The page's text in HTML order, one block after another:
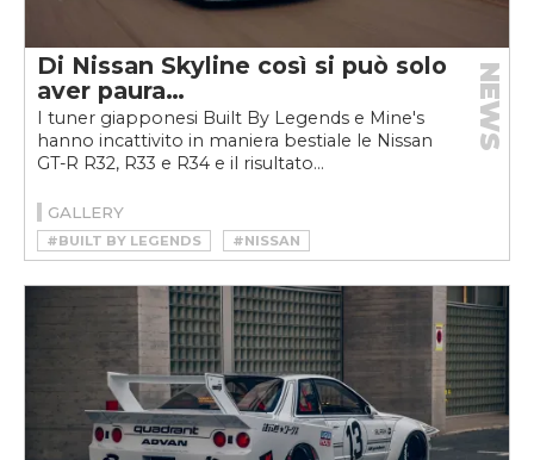
Di Nissan Skyline così si può solo
aver paura…
I tuner giapponesi Built By Legends e Mine's
hanno incattivito in maniera bestiale le Nissan
GT-R R32, R33 e R34 e il risultato...
NEWS
GALLERY
#BUILT BY LEGENDS
#NISSAN
#NISSAN SKYLINE